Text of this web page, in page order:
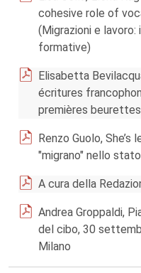
cohesive role of
(Migrazioni e
formative)
Elisabetta
écritures
premières
Renzo Guolo, She’s
"migrano" nello
A cura della
Andrea Groppaldi,
del cibo, 30
Milano